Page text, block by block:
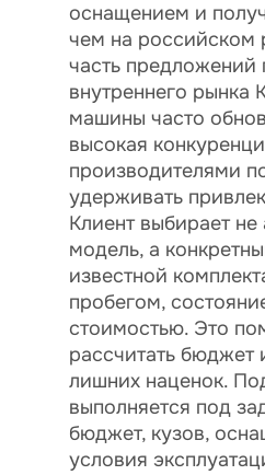
оснащением и
чем на российском
часть предложений
внутреннего рынка
машины часто
высокая
производителями
удерживать
Клиент выбирает не
модель, а
известной
пробегом,
стоимостью. Это
рассчитать бюджет
лишних наценок.
выполняется под
бюджет, кузов,
условия